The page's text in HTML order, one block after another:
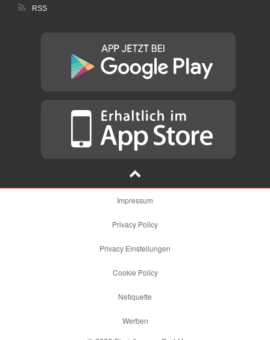
RSS
Impressum
Privacy Policy
Privacy Einstellungen
Cookie Policy
Netiquette
Werben